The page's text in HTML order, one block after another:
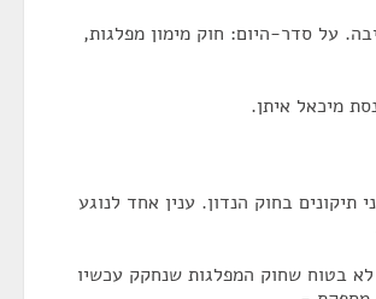
על סדר-היום: חוק מימון מפלגות,
מיכאל איתן.
תיקונים בחוק הנדון. ענין אחד לנוגע
בטוח שחוק המפלגות שנחקק עכשיו